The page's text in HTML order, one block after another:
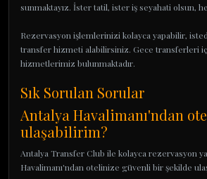
sunmaktayız. İster tatil, ister iş seyahati olsun,
Rezervasyon işlemlerinizi kolayca yapabilir,
transfer hizmeti alabilirsiniz. Gece transferleri
hizmetlerimiz bulunmaktadır.
Sık Sorulan Sorular
Antalya Havalimanı'ndan
ulaşabilirim?
Antalya Transfer Club ile kolayca rezervasyon
Havalimanı'ndan otelinize güvenli bir şekilde